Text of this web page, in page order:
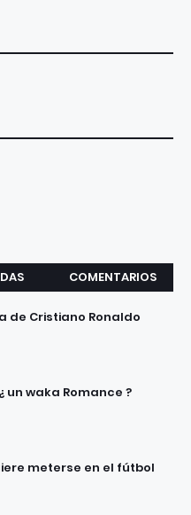
COMENTARIOS
de Cristiano Ronaldo
un waka Romance ?
meterse en el fútbol